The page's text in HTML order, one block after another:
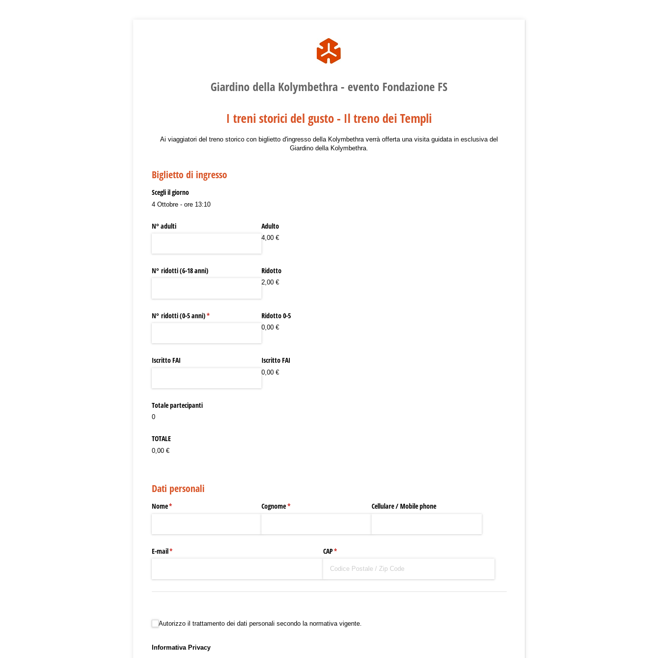
Giardino della Kolymbethra - evento Fondazione FS
I treni storici del gusto - Il treno dei Templi
Ai viaggiatori del treno storico con biglietto d'ingresso della Kolymbethra verrà offerta una visita guidata in esclusiva del
Giardino della Kolymbethra.
Biglietto di ingresso
Scegli il giorno
4 Ottobre - ore 13:10
N° adulti Adulto
4,00 €
N° ridotti (6-18 anni) Ridotto
2,00 €
N° ridotti (0-5 anni)*
(richiesto) Ridotto 0-5
0,00 €
Iscritto FAI Iscritto FAI
0,00 €
Totale partecipanti
0
TOTALE
0,00 €
Dati personali
Nome*
(richiesto) Cognome*
(richiesto) Cellulare /​ Mobile phone
E-mail*
(richiesto) CAP*
(richiesto)
Autorizzo il trattamento dei dati personali secondo la normativa vigente.
Autorizzo il trattamento dei dati personali secondo la normativa vigente.
Informativa Privacy